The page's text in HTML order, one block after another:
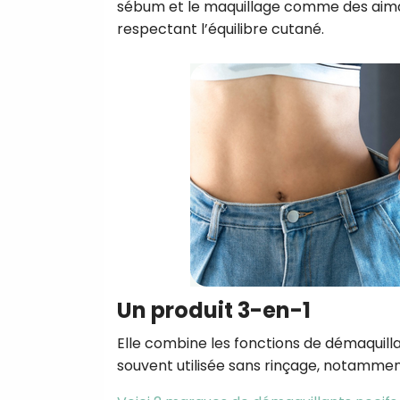
sébum et le maquillage comme des
respectant l’équilibre cutané.
Un produit 3-en-1
Elle combine les fonctions de
souvent utilisée sans rinçage,